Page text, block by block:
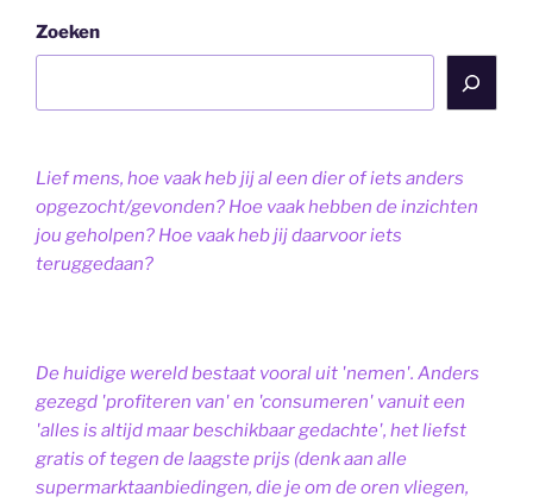
Zoeken
Lief mens, hoe vaak heb jij al een dier of iets anders
opgezocht/gevonden? Hoe vaak hebben de inzichten
jou geholpen? Hoe vaak heb jij daarvoor iets
teruggedaan?
De huidige wereld bestaat vooral uit 'nemen'. Anders
gezegd 'profiteren van' en 'consumeren' vanuit een
'alles is altijd maar beschikbaar gedachte', het liefst
gratis of tegen de laagste prijs (denk aan alle
supermarktaanbiedingen, die je om de oren vliegen,